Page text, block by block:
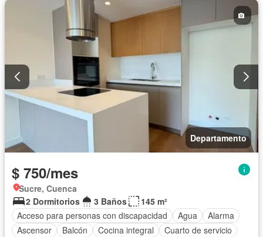
Departamento
$ 750/mes
Sucre, Cuenca
2 Dormitorios
3 Baños
145 m²
Acceso para personas con discapacidad
Agua
Alarma
Ascensor
Balcón Cocina integral
Cuarto de servicio